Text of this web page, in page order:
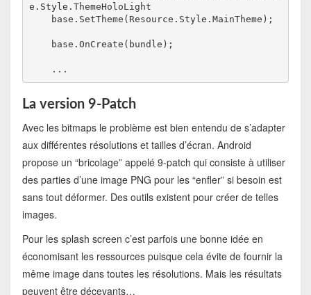
e.Style.ThemeHoloLight
    ...
La version 9-Patch
Avec les bitmaps le problème est bien entendu de s’adapter
aux différentes résolutions et tailles d’écran. Android
propose un “bricolage” appelé 9-patch qui consiste à utiliser
des parties d’une image PNG pour les “enfler” si besoin est
sans tout déformer. Des outils existent pour créer de telles
images.
Pour les splash screen c’est parfois une bonne idée en
économisant les ressources puisque cela évite de fournir la
même image dans toutes les résolutions. Mais les résultats
peuvent être décevants…